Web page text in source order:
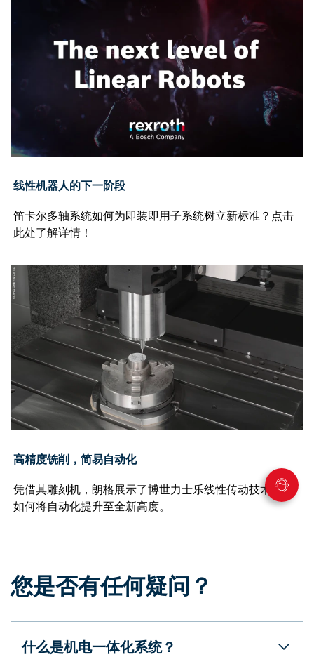
线性机器人的下一阶段
笛卡尔多轴系统如何为即装即用子系统树立新标准？点击
此处了解详情！
高精度铣削，简易自动化
凭借其雕刻机，朗格展示了博世力士乐线性传动技术模块
如何将自动化提升至全新高度。
您是否有任何疑问？
什么是机电一体化系统？